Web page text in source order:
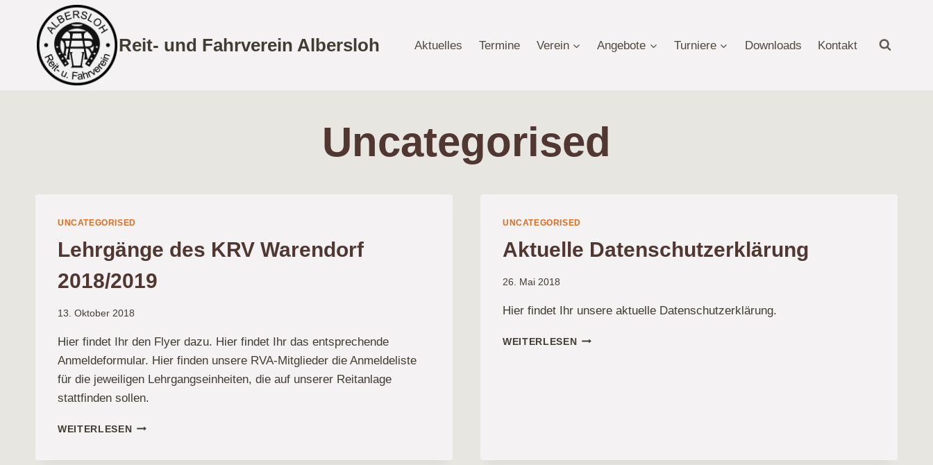
springen
Reit- und Fahrverein Albersloh Aktuelles Termine Verein Angebote Turniere Downloads Kontakt
Uncategorised
UNCATEGORISED
Lehrgänge des KRV Warendorf
2018/2019
13. Oktober 2018
Hier findet Ihr den Flyer dazu. Hier findet Ihr das entsprechende
Anmeldeformular. Hier finden unsere RVA-Mitglieder die Anmeldeliste
für die jeweiligen Lehrgangseinheiten, die auf unserer Reitanlage
stattfinden sollen.
WEITERLESENLEHRGÄNGE
UNCATEGORISED
Aktuelle Datenschutzerklärung
26. Mai 2018
Hier findet Ihr unsere aktuelle Datenschutzerklärung.
WEITERLESENAKTUELLE